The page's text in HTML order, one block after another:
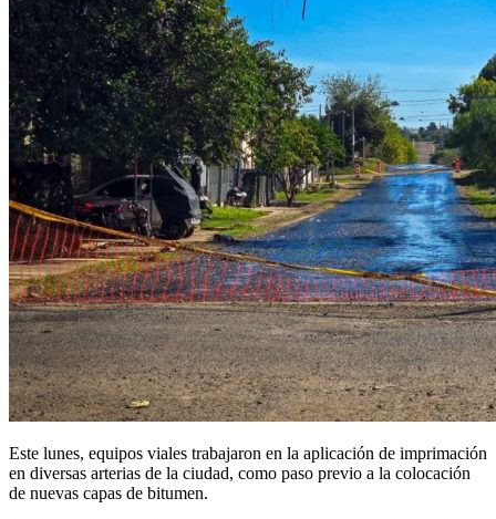
Este lunes, equipos viales trabajaron en la aplicación de imprimación
en diversas arterias de la ciudad, como paso previo a la colocación
de nuevas capas de bitumen.